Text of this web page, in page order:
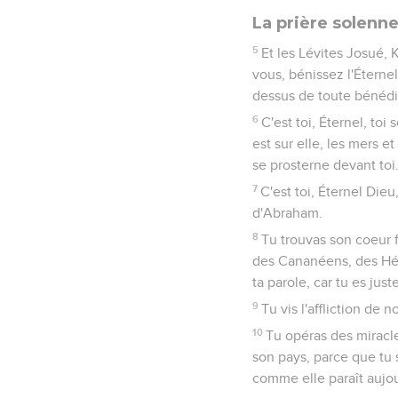
La prière
5 Et les Lévites Josué,
vous, bénissez
dessus de toute
6 C'est toi, Éternel, toi
est sur elle, les mers
se prosterne devant toi.
7 C'est toi, Éternel
d'Abraham.
8 Tu trouvas son coeur
des Cananéens, des
ta parole, car tu es
9 Tu vis l'affliction de
10 Tu opéras des
son pays, parce que
comme elle paraît